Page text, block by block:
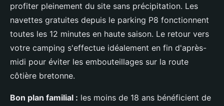
profiter pleinement du site sans précipitation. Les
navettes gratuites depuis le parking P8 fonctionnent
toutes les 12 minutes en haute saison. Le retour vers
votre camping s'effectue idéalement en fin d'après-
midi pour éviter les embouteillages sur la route
côtière bretonne.
Bon plan familial : les moins de 18 ans bénéficient de